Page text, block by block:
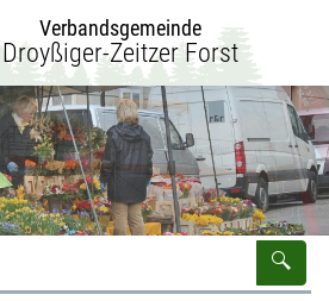
Verbandsgemeinde
Droyßiger-Zeitzer Forst